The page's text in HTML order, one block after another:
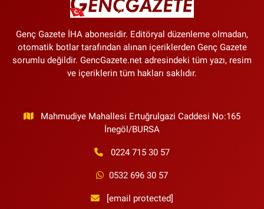
Genç Gazete İHA abonesidir. Editöryal düzenleme olmadan,
otomatik botlar tarafından alınan içeriklerden Genç Gazete
sorumlu değildir. GencGazete.net adresindeki tüm yazı, resim
ve içeriklerin tüm hakları saklıdır.
Mahmudiye Mahallesi Ertuğrulgazi Caddesi No:165
İnegöl/BURSA
0224 715 30 57
0532 696 30 57
[email protected]